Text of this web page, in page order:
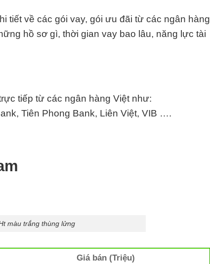
tiết về các gói vay, gói ưu đãi từ các ngân hàng
hồ sơ gì, thời gian vay bao lâu, năng lực tài
tiếp từ các ngân hàng Việt như:
Tiên Phong Bank, Liên Việt, VIB ….
màu trắng thùng lửng
Giá bán (Triệu)